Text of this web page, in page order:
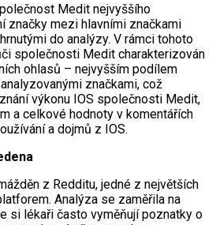
Medit nejvyššího
značky mezi hlavními značkami
do analýzy. V rámci tohoto
společnosti Medit charakterizován
ohlasů – nejvyšším podílem
značkami, což
výkonu IOS společnosti Medit,
a celkové hodnoty v komentářích
a dojmů z IOS.
z Redditu, jedné z největších
Analýza se zaměřila na
si lékaři často vyměňují poznatky o